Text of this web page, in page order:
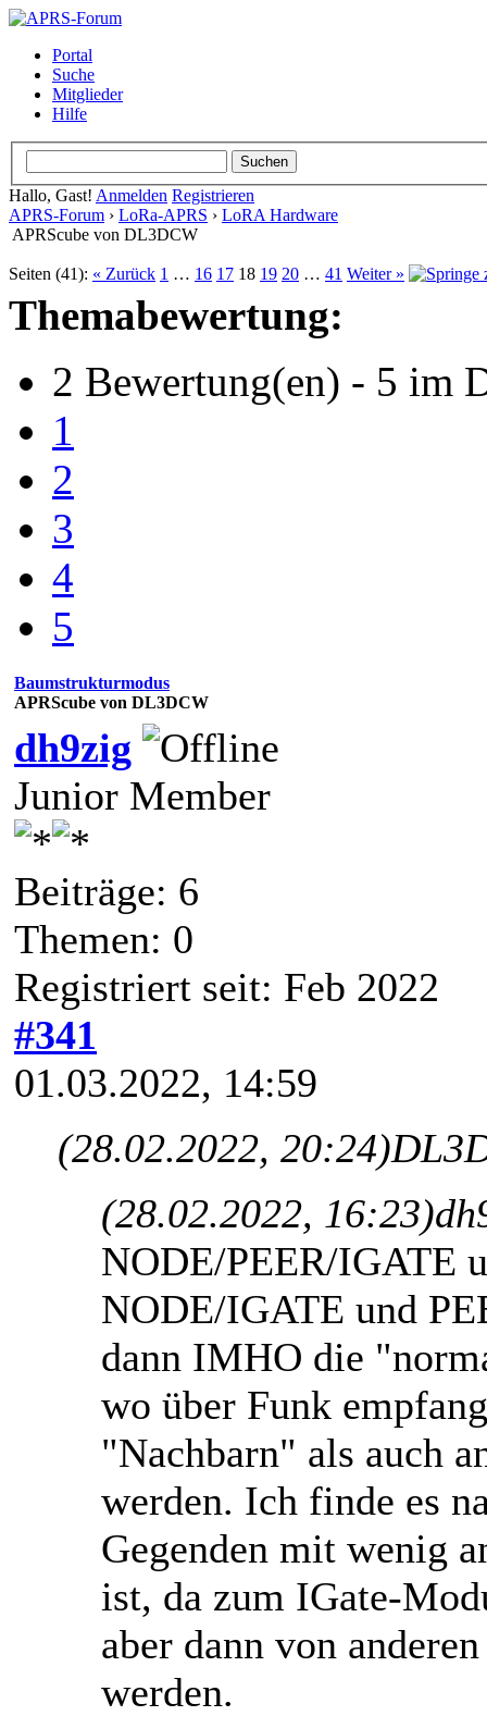
Portal
Suche
Mitglieder
Hilfe
Hallo, Gast! Anmelden Registrieren
APRS-Forum › LoRa-APRS › LoRA Hardware
APRScube von DL3DCW
Seiten (41): « Zurück 1 … 16 17 18 19 20 … 41 Weiter »
Themabewertung:
2 Bewertung(en) - 5 im
1
2
3
4
5
Baumstrukturmodus
APRScube von DL3DCW
dh9zig
Junior Member
Beiträge: 6
Themen: 0
Registriert seit: Feb 2022
#341
01.03.2022, 14:59
(28.02.2022, 20:24)
(28.02.2022, 16:23)
NODE/PEER/IGATE
NODE/IGATE und
dann IMHO die
wo über Funk
"Nachbarn" als auch
werden. Ich finde es
Gegenden mit wenig
ist, da zum IGate-
aber dann von
werden.